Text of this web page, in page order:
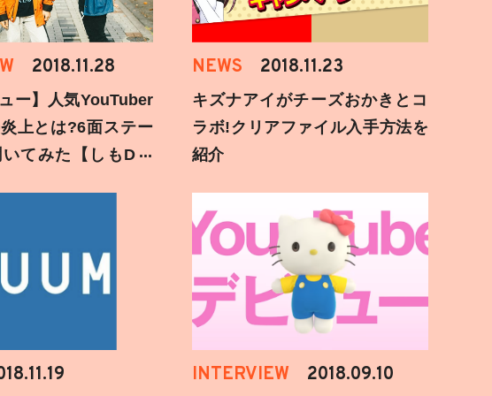
2018.11.28
ー】人気YouTuber
上とは?6面ステー
てみた【しもD遅
NEWS 2018.11.23
キズナアイがチーズおかきとコ
ラボ!クリアファイル入手方法を
紹介
INTERVIEW 2018.09.10